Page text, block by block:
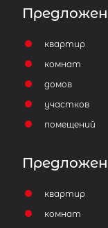
квартир
комнат
домов
участков
помещений
квартир
комнат